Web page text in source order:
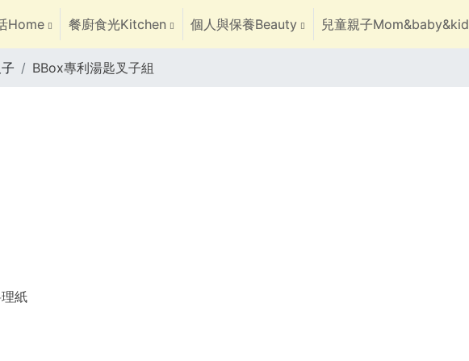
Home 餐廚食光Kitchen 個人與保養Beauty 兒童親子Mom&baby&kid
BBox專利湯匙叉子組
紙